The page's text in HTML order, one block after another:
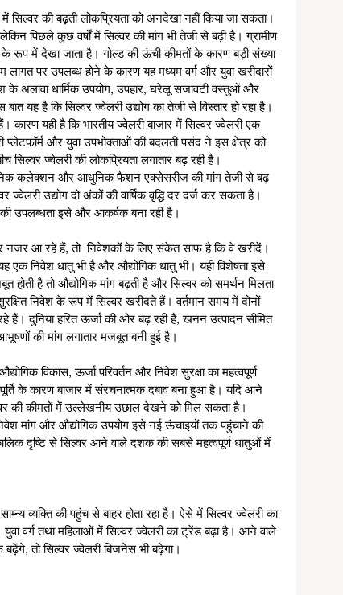
सिल्वर की बढ़ती लोकप्रियता को अनदेखा नहीं किया जा सकता।
पिछले कुछ वर्षों में सिल्वर की मांग भी तेजी से बढ़ी है। ग्रामीण
के रूप में देखा जाता है। गोल्ड की ऊंची कीमतों के कारण बड़ी संख्या
पर उपलब्ध होने के कारण यह मध्यम वर्ग और युवा खरीदारों
अलावा धार्मिक उपयोग, उपहार, घरेलू सजावटी वस्तुओं और
यह है कि सिल्वर ज्वेलरी उद्योग का तेजी से विस्तार हो रहा है।
यही है कि भारतीय ज्वेलरी बाजार में सिल्वर ज्वेलरी एक
और युवा उपभोक्ताओं की बदलती पसंद ने इस क्षेत्र को
ज्वेलरी की लोकप्रियता लगातार बढ़ रही है।
कलेक्शन और आधुनिक फैशन एक्सेसरीज की मांग तेजी से बढ़
ज्वेलरी उद्योग दो अंकों की वार्षिक वृद्धि दर दर्ज कर सकता है।
उपलब्धता इसे और आकर्षक बना रही है।
नजर आ रहे हैं, तो  निवेशकों के लिए संकेत साफ है कि वे खरीदें।
एक निवेश धातु भी है और औद्योगिक धातु भी। यही विशेषता इसे
है तो औद्योगिक मांग बढ़ती है और सिल्वर को समर्थन मिलता
निवेश के रूप में सिल्वर खरीदते हैं। वर्तमान समय में दोनों
हैं। दुनिया हरित ऊर्जा की ओर बढ़ रही है, खनन उत्पादन सीमित
की मांग लगातार मजबूत बनी हुई है।
विकास, ऊर्जा परिवर्तन और निवेश सुरक्षा का महत्वपूर्ण
के कारण बाजार में संरचनात्मक दबाव बना हुआ है। यदि आने
की कीमतों में उल्लेखनीय उछाल देखने को मिल सकता है।
मांग और औद्योगिक उपयोग इसे नई ऊंचाइयों तक पहुंचाने की
दृष्टि से सिल्वर आने वाले दशक की सबसे महत्वपूर्ण धातुओं में
व्यक्ति की पहुंच से बाहर होता रहा है। ऐसे में सिल्वर ज्वेलरी का
युवा वर्ग तथा महिलाओं में सिल्वर ज्वेलरी का ट्रेंड बढ़ा है। आने वाले
तो सिल्वर ज्वेलरी बिजनेस भी बढ़ेगा।